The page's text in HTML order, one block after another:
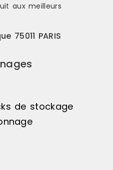
aux meilleurs
75011 PARIS
de stockage